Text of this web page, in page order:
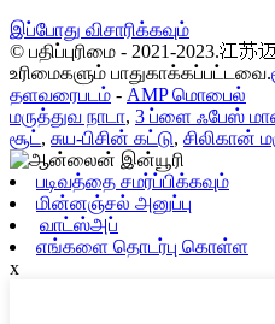
இப்போது விசாரிக்கவும்
© பதிப்புரிமை - 2021-2023.江
உரிமைகளும் பாதுகாக்கப்பட்டவை.
தளவரைபடம் - AMP மொபைல்
மருத்துவ நாடா, 3 ப்ளை ஃபேஸ்
சூட் , சுய-பிசின் கட்டு, சிலிகான்
படிவத்தை சமர்ப்பிக்கவும்
மின்னஞ்சல் அனுப்பு
வாட்ஸ்அப்
எங்களை தொடர்பு கொள்ள
x